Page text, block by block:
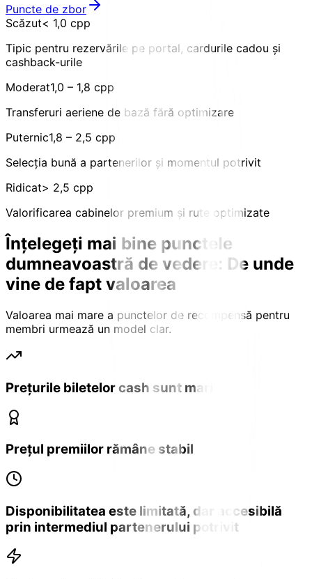
Puncte de zbor
Scăzut< 1,0 cpp
Tipic pentru rezervările pe portal, cardurile cadou și
cashback-urile
Moderat1,0 – 1,8 cpp
Transferuri aeriene de bază fără optimizare
Puternic1,8 – 2,5 cpp
Selecția bună a partenerilor și momentul potrivit
Ridicat> 2,5 cpp
Valorificarea cabinelor premium și rute optimizate
Înțelegeți mai bine punctele
dumneavoastră de vedere: De unde
vine de fapt valoarea
Valoarea mai mare a punctelor de recompensă pentru
membri urmează un model clar.
Prețurile biletelor cash sunt mari
Prețul premiilor rămâne stabil
Disponibilitatea este limitată, dar accesibilă
prin intermediul partenerului potrivit